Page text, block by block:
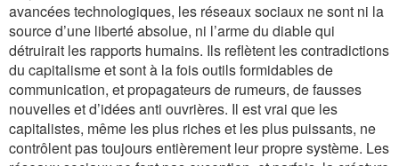
avancées technologiques, les réseaux sociaux ne sont ni la
source d’une liberté absolue, ni l’arme du diable qui
détruirait les rapports humains. Ils reflètent les contradictions
du capitalisme et sont à la fois outils formidables de
communication, et propagateurs de rumeurs, de fausses
nouvelles et d’idées anti ouvrières. Il est vrai que les
capitalistes, même les plus riches et les plus puissants, ne
contrôlent pas toujours entièrement leur propre système. Les